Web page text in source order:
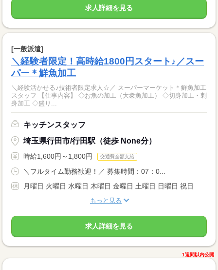
求人詳細を見る
[一般派遣]
＼経験者限定！高時給1800円スタート♪／スー
パー＊鮮魚加工
＼経験活かせる♪技術者限定求人☆／ スーパーマーケット＊鮮魚加工
スタッフ 【仕事内容】 ◇お魚の加工（大衆魚加工） ◇切身加工・刺
身加工 ◇盛り...
キッチンスタッフ
埼玉県行田市/行田駅（徒歩 None分）
時給1,600円～1,800円 交通費全額支給
＼フルタイム勤務歓迎！／ 募集時間：07：0...
月曜日 火曜日 水曜日 木曜日 金曜日 土曜日 日曜日 祝日
もっと見る
求人詳細を見る
1週間以内公開